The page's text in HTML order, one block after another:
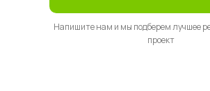
Напишите нам и мы подберем лучшее
проект